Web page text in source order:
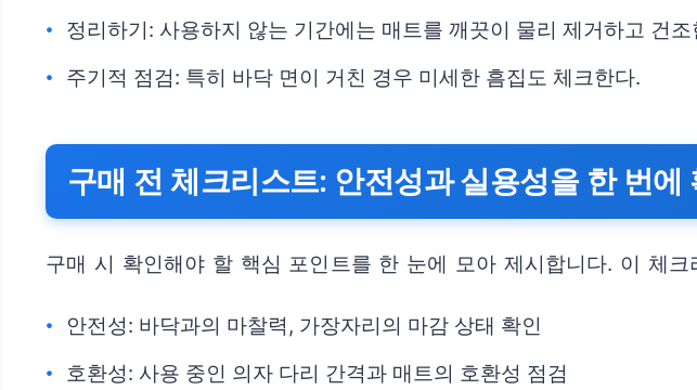
정리하기: 사용하지 않는 기간에는 매트를 깨끗이 물리 제거하고 건
주기적 점검: 특히 바닥 면이 거친 경우 미세한 흠집도 체크한다.
구매 전 체크리스트: 안전성과 실용성을 한 번에
구매 시 확인해야 할 핵심 포인트를 한 눈에 모아 제시합니다. 이 체
안전성: 바닥과의 마찰력, 가장자리의 마감 상태 확인
호환성: 사용 중인 의자 다리 간격과 매트의 호환성 점검